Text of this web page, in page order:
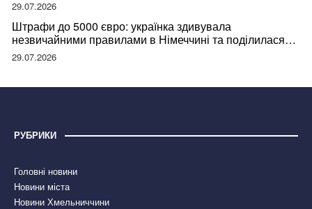
29.07.2026
Штрафи до 5000 євро: українка здивувала
незвичайними правилами в Німеччині та поділилася
правдою
29.07.2026
РУБРИКИ
Головні новини
Новини міста
Новини Хмельниччини